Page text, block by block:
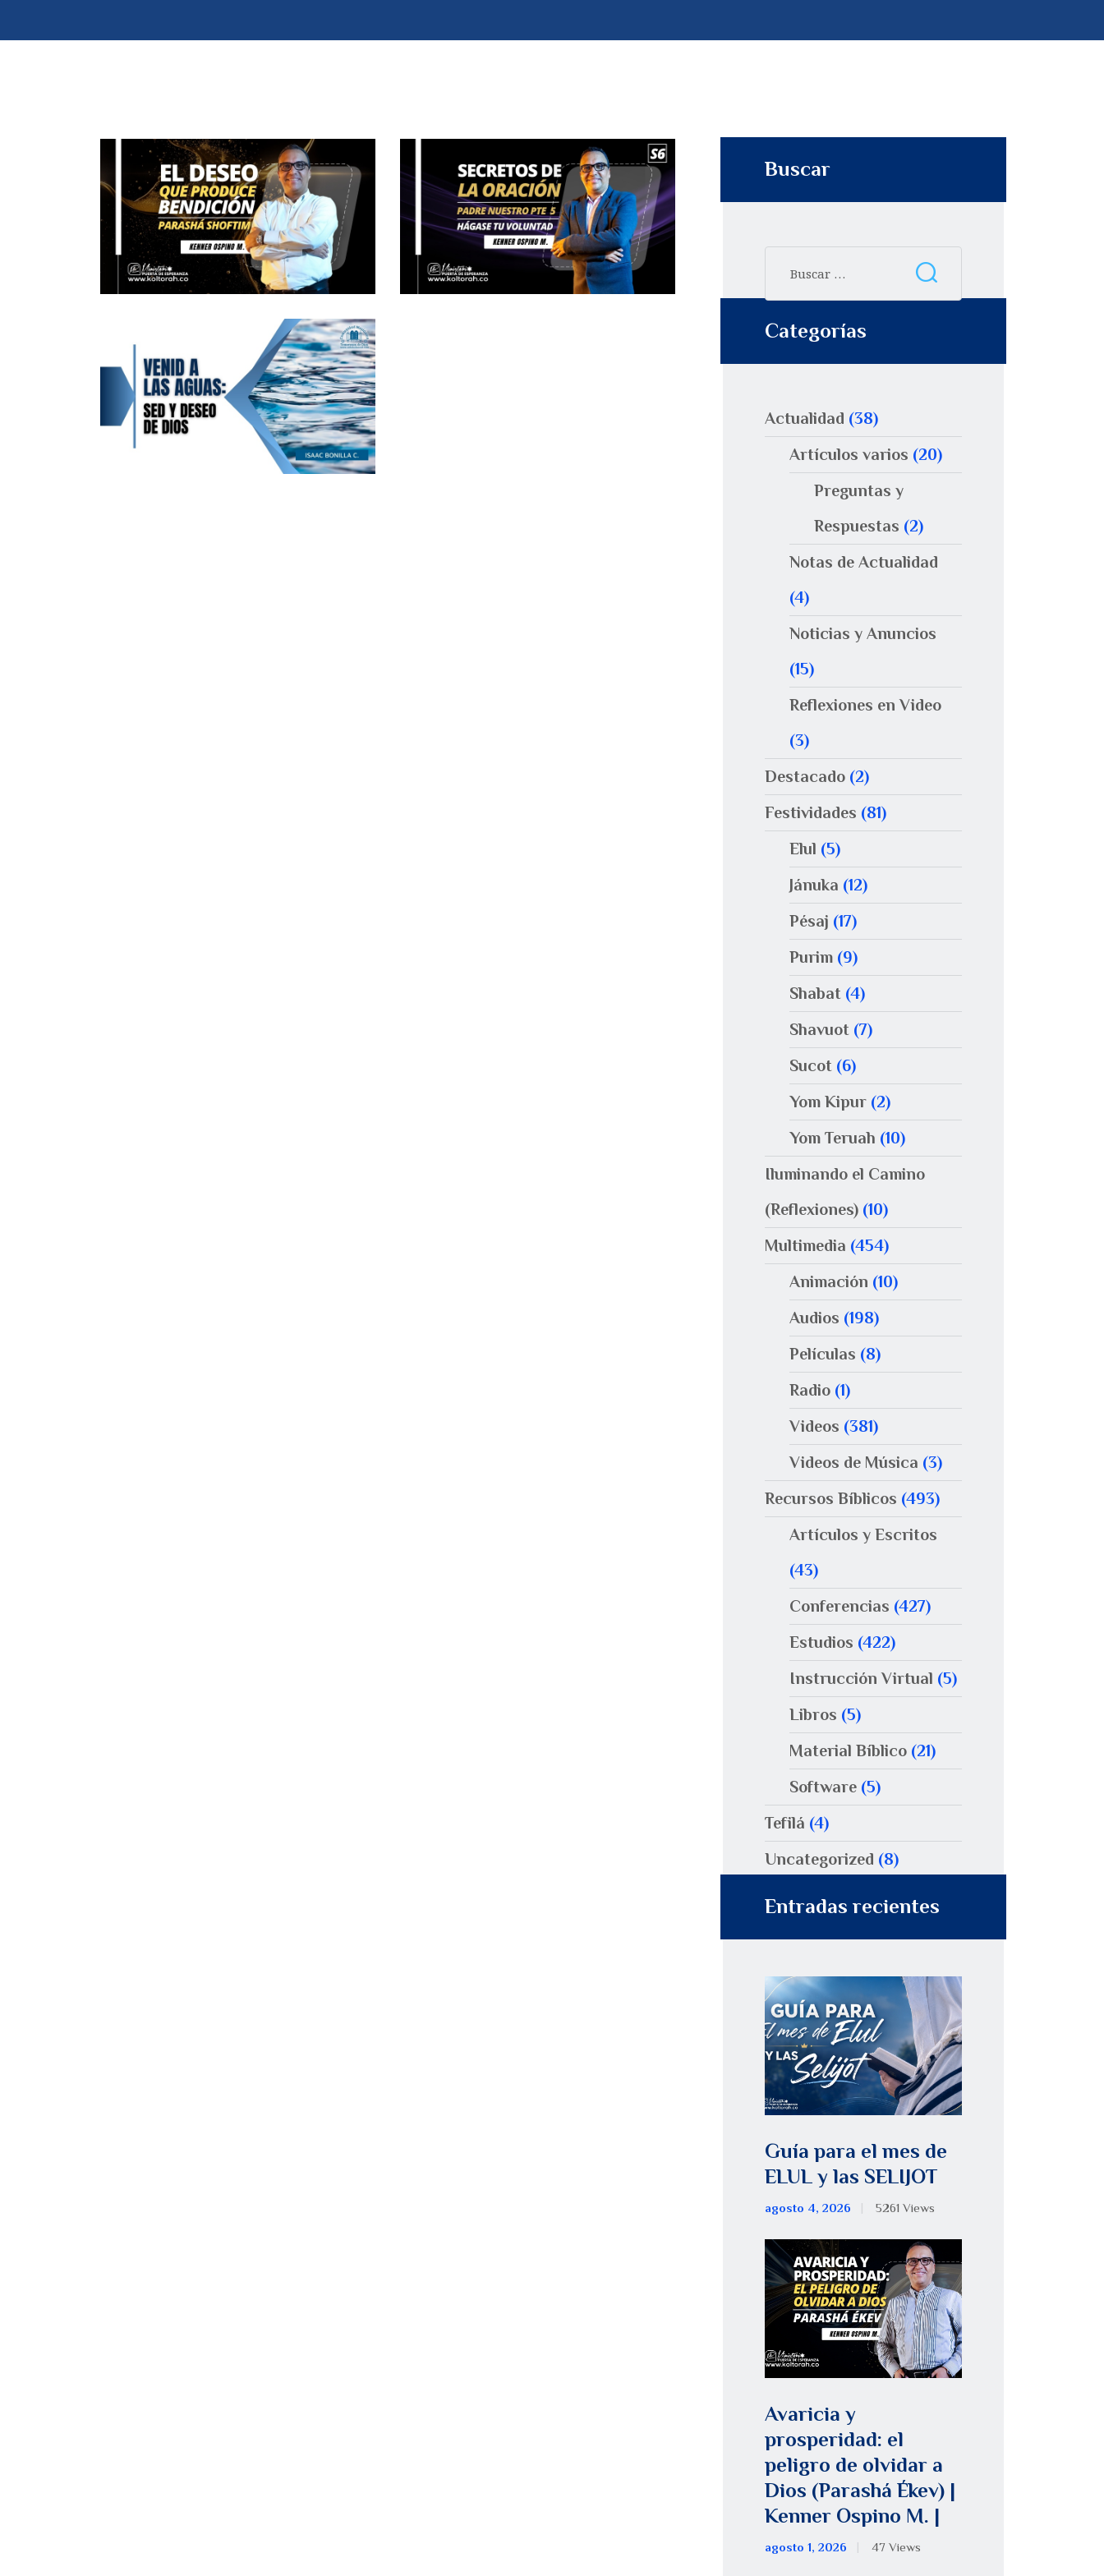
Buscar
Categorías
Actualidad (38)
Artículos varios (20)
Preguntas y
Respuestas (2)
Notas de Actualidad
(4)
Noticias y Anuncios
(15)
Reflexiones en Video
(3)
Destacado (2)
Festividades (81)
Elul (5)
Jánuka (12)
Pésaj (17)
Purim (9)
Shabat (4)
Shavuot (7)
Sucot (6)
Yom Kipur (2)
Yom Teruah (10)
Iluminando el Camino
(Reflexiones) (10)
Multimedia (454)
Animación (10)
Audios (198)
Películas (8)
Radio (1)
Videos (381)
Videos de Música (3)
Recursos Bíblicos (493)
Artículos y Escritos
(43)
Conferencias (427)
Estudios (422)
Instrucción Virtual (5)
Libros (5)
Material Bíblico (21)
Software (5)
Tefilá (4)
Uncategorized (8)
Entradas recientes
Guía para el mes de
ELUL y las SELIJOT
agosto 4, 2026 5261 Views
Avaricia y
prosperidad: el
peligro de olvidar a
Dios (Parashá Ékev) |
Kenner Ospino M. |
agosto 1, 2026 47 Views
i